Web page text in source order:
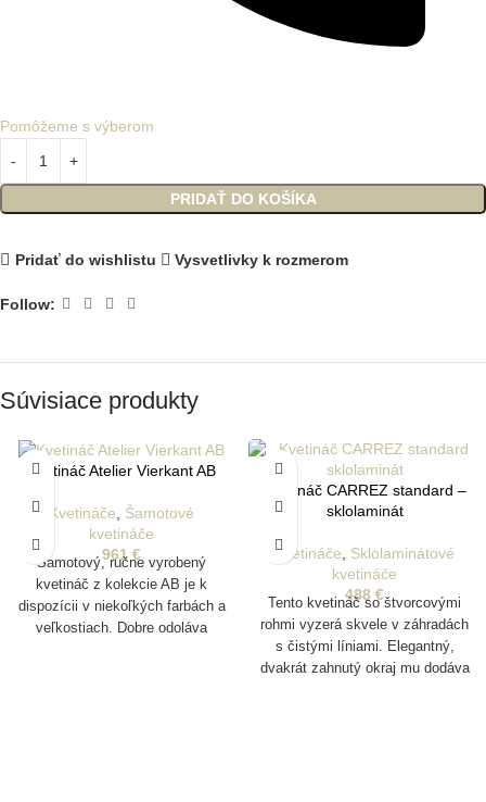
PRIDAŤ DO KOŠÍKA
Pomôžeme s výberom
Pridať do wishlistu Vysvetlivky k rozmerom
Follow:
Súvisiace produkty
Kvetináč Atelier Vierkant AB
Kvetináče
Šamotové
kvetináče
961 €
Šamotový, ručne vyrobený
kvetináč z kolekcie AB je k
dispozícii v niekoľkých farbách a
veľkostiach. Dobre odoláva
Kvetináč CARREZ standard –
sklolaminát
Kvetináče, Sklolaminátové
kvetináče
488 €
Tento kvetináč so štvorcovými
rohmi vyzerá skvele v záhradách
s čistými líniami. Elegantný,
dvakrát zahnutý okraj mu dodáva